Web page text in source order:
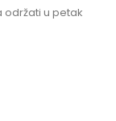
održati u petak